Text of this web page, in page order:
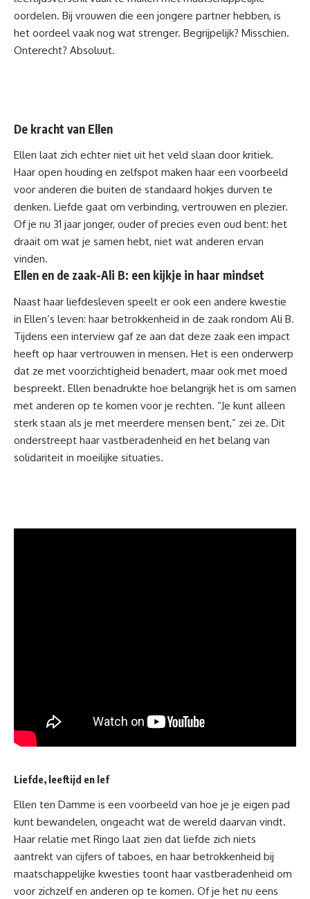
oordelen. Bij vrouwen die een jongere partner hebben, is
het oordeel vaak nog wat strenger. Begrijpelijk? Misschien.
Onterecht? Absoluut.
De kracht van Ellen
Ellen laat zich echter niet uit het veld slaan door kritiek.
Haar open houding en zelfspot maken haar een voorbeeld
voor anderen die buiten de standaard hokjes durven te
denken. Liefde gaat om verbinding, vertrouwen en plezier.
Of je nu 31 jaar jonger, ouder of precies even oud bent: het
draait om wat je samen hebt, niet wat anderen ervan
vinden.
Ellen en de zaak-Ali B: een kijkje in haar mindset
Naast haar liefdesleven speelt er ook een andere kwestie
in Ellen’s leven: haar betrokkenheid in de zaak rondom Ali B.
Tijdens een interview gaf ze aan dat deze zaak een impact
heeft op haar vertrouwen in mensen. Het is een onderwerp
dat ze met voorzichtigheid benadert, maar ook met moed
bespreekt. Ellen benadrukte hoe belangrijk het is om samen
met anderen op te komen voor je rechten. “Je kunt alleen
sterk staan als je met meerdere mensen bent,” zei ze. Dit
onderstreept haar vastberadenheid en het belang van
solidariteit in moeilijke situaties.
Liefde, leeftijd en lef
Ellen ten Damme is een voorbeeld van hoe je je eigen pad
kunt bewandelen, ongeacht wat de wereld daarvan vindt.
Haar relatie met Ringo laat zien dat liefde zich niets
aantrekt van cijfers of taboes, en haar betrokkenheid bij
maatschappelijke kwesties toont haar vastberadenheid om
voor zichzelf en anderen op te komen. Of je het nu eens